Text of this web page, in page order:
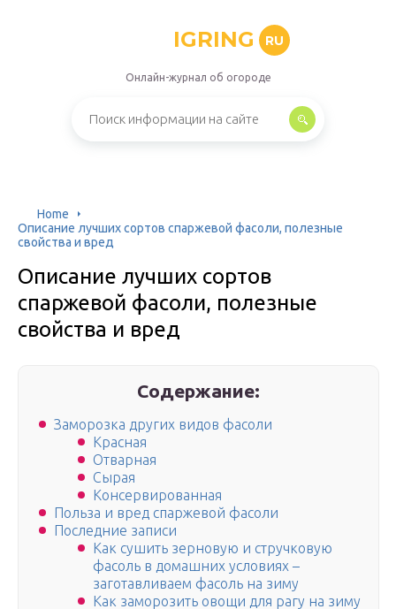
IGRING RU
Онлайн-журнал об огороде
Home
Описание лучших сортов спаржевой фасоли, полезные
свойства и вред
Описание лучших сортов
спаржевой фасоли, полезные
свойства и вред
Содержание:
Заморозка других видов фасоли
Красная
Отварная
Сырая
Консервированная
Польза и вред спаржевой фасоли
Последние записи
Как сушить зерновую и стручковую
фасоль в домашних условиях –
заготавливаем фасоль на зиму
Как заморозить овощи для рагу на зиму